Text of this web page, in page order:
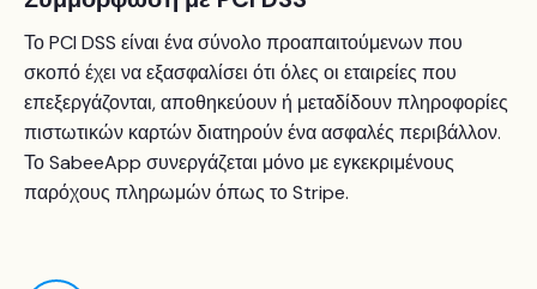
Το PCI DSS είναι ένα σύνολο προαπαιτούμενων που
σκοπό έχει να εξασφαλίσει ότι όλες οι εταιρείες που
επεξεργάζονται, αποθηκεύουν ή μεταδίδουν πληροφορίες
πιστωτικών καρτών διατηρούν ένα ασφαλές περιβάλλον.
Το SabeeApp συνεργάζεται μόνο με εγκεκριμένους
παρόχους πληρωμών όπως το Stripe.